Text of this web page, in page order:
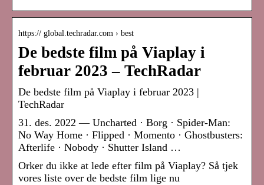
https:// global.techradar.com › best
De bedste film på Viaplay i
februar 2023 – TechRadar
De bedste film på Viaplay i februar 2023 |
TechRadar
31. des. 2022 — Uncharted · Borg · Spider-Man:
No Way Home · Flipped · Momento · Ghostbusters:
Afterlife · Nobody · Shutter Island …
Orker du ikke at lede efter film på Viaplay? Så tjek
vores liste over de bedste film lige nu